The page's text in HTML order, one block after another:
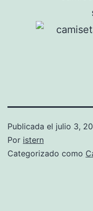
Publicada el julio 3,
Por istern
Categorizado como